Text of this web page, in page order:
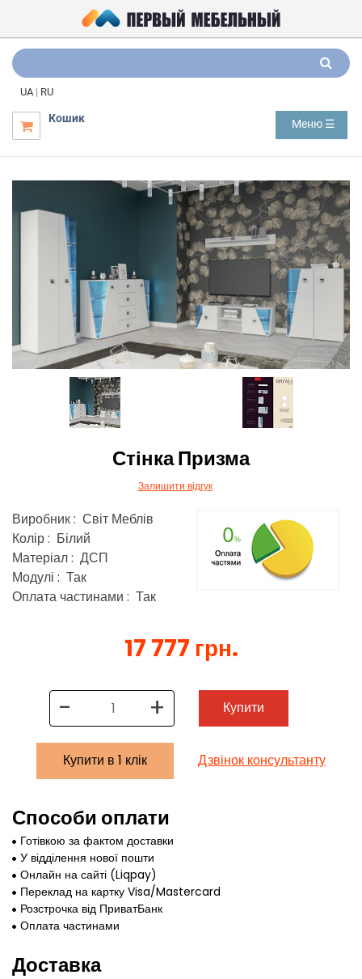
UA | RU

Кошик Меню ☰
Стінка Призма
Залишити відгук
Виробник : Світ Меблів
Колір : Білий
Матеріал : ДСП
Модулі : Так
Оплата частинами : Так
17 777 грн.
- + Купити
Купити в 1 клік Дзвінок консультанту
Способи оплати
Готівкою за фактом доставки
У відділення нової пошти
Онлайн на сайті (Liqpay)
Переклад на картку Visa/Mastercard
Розстрочка від ПриватБанк
Оплата частинами
Доставка